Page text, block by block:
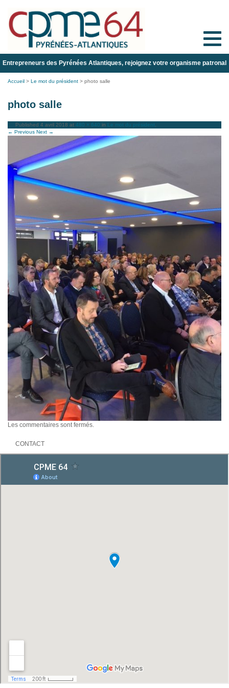
Toggle
Entrepreneurs des Pyrénées Atlantiques, rejoignez votre organisme patronal
Accueil > Le mot du président > photo salle
photo salle
Published 4 avril 2018 at 480 × 640 in Le mot du président
← Previous Next →
Les commentaires sont fermés.
CONTACT